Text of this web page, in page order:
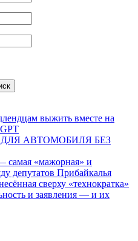
выжить вместе на
АВТОМОБИЛЯ БЕЗ
самая «мажорная» и
депутатов Прибайкалья
сверху «технократка»
и заявления — и их